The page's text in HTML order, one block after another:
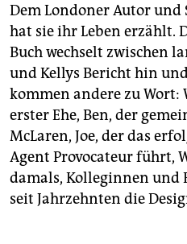
Dem Londoner Autor und
hat sie ihr Leben erzählt.
Buch wechselt zwischen
und Kellys Bericht hin
kommen andere zu Wort:
erster Ehe, Ben, der
McLaren, Joe, der das
Agent Provocateur führt,
damals, Kolleginnen und
seit Jahrzehnten die